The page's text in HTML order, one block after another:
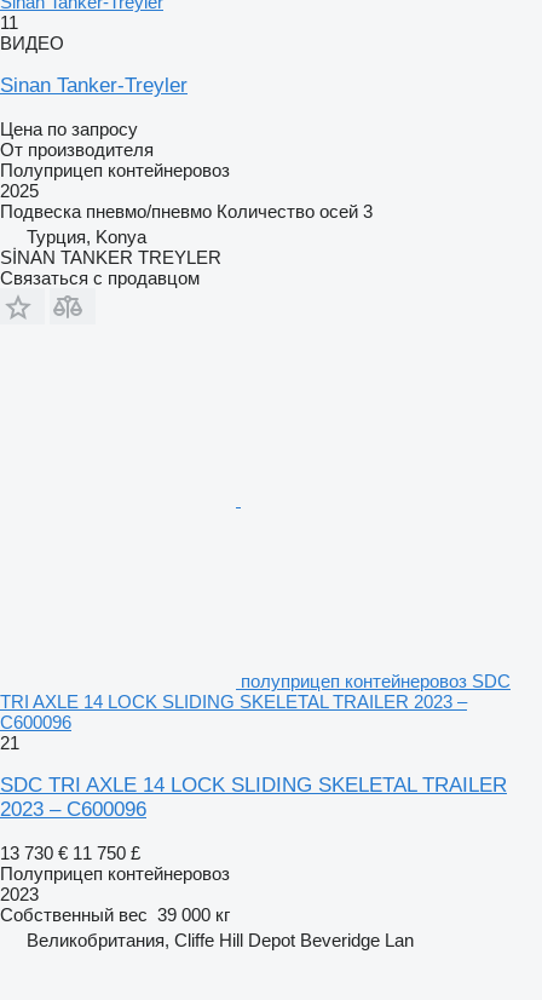
11
ВИДЕО
Sinan Tanker-Treyler
Цена по запросу
От производителя
Полуприцеп контейнеровоз
2025
Подвеска пневмо/пневмо Количество осей 3
Турция, Konya
SİNAN TANKER TREYLER
Связаться с продавцом
полуприцеп контейнеровоз SDC
TRI AXLE 14 LOCK SLIDING SKELETAL TRAILER 2023 –
C600096
21
SDC TRI AXLE 14 LOCK SLIDING SKELETAL TRAILER
2023 – C600096
13 730 € 11 750 £
Полуприцеп контейнеровоз
2023
Собственный вес 39 000 кг
Великобритания, Cliffe Hill Depot Beveridge Lan